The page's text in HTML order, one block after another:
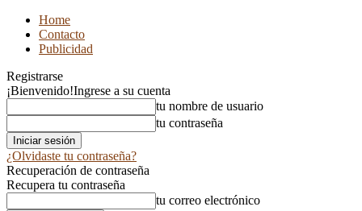
Home
Contacto
Publicidad
Registrarse
¡Bienvenido!Ingrese a su cuenta
tu nombre de usuario
tu contraseña
¿Olvidaste tu contraseña?
Recuperación de contraseña
Recupera tu contraseña
tu correo electrónico